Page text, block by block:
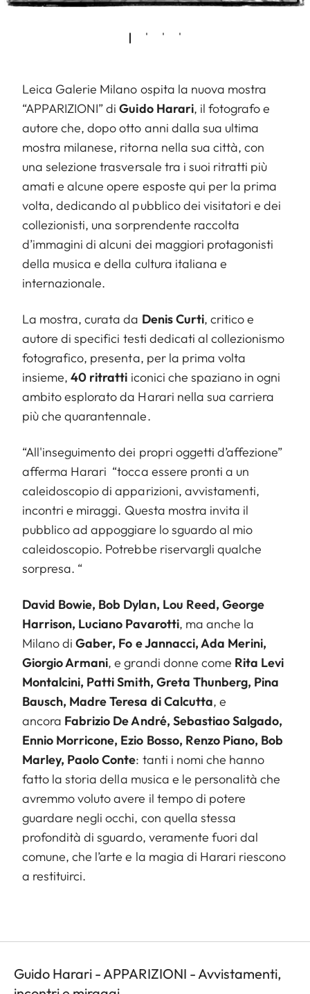
Leica Galerie Milano ospita la nuova mostra
“APPARIZIONI” diGuido Harari, il fotografo e
autore che, dopo otto anni dalla sua ultima
mostra milanese, ritorna nella sua città, con
una selezione trasversale tra i suoi ritratti più
amati e alcune opere esposte qui per la prima
volta, dedicando al pubblico dei visitatori e dei
collezionisti, una sorprendente raccolta
d’immagini di alcuni dei maggiori protagonisti
della musica e della cultura italiana e
internazionale.
La mostra, curata da Denis Curti, critico e
autore di specifici testi dedicati al collezionismo
fotografico, presenta, per la prima volta
insieme,40 ritratti iconici che spaziano in ogni
ambito esplorato da Harari nella sua carriera
più che quarantennale.
“All'inseguimento dei propri oggetti d’affezione”
afferma Harari “tocca essere pronti a un
caleidoscopio di apparizioni, avvistamenti,
incontri e miraggi. Questa mostra invita il
pubblico ad appoggiare lo sguardo al mio
caleidoscopio. Potrebbe riservargli qualche
sorpresa. “
David Bowie, Bob Dylan, Lou Reed, George
Harrison, Luciano Pavarotti, ma anche la
Milano diGaber, Fo e Jannacci, Ada Merini,
Giorgio Armani, e grandi donne come Rita Levi
Montalcini, Patti Smith, Greta Thunberg, Pina
Bausch, Madre Teresa di Calcutta, e
ancora Fabrizio De André, Sebastiao Salgado,
Ennio Morricone, Ezio Bosso, Renzo Piano, Bob
Marley, Paolo Conte: tanti i nomi che hanno
fatto la storia della musica e le personalità che
avremmo voluto avere il tempo di potere
guardare negli occhi, con quella stessa
profondità di sguardo, veramente fuori dal
comune, che l’arte e la magia di Harari riescono
a restituirci.
Guido Harari - APPARIZIONI - Avvistamenti,